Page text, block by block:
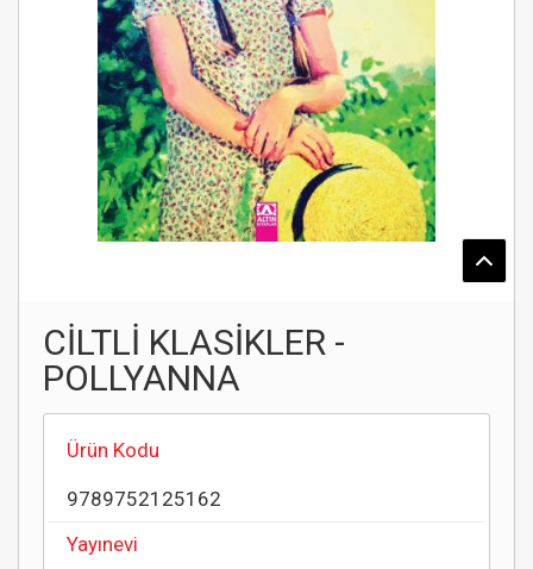
CİLTLİ KLASİKLER -
POLLYANNA
Ürün Kodu
9789752125162
Yayınevi